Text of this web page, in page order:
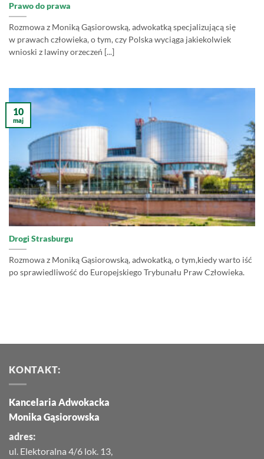
Prawo do prawa
Rozmowa z Moniką Gąsiorowską, adwokatką specjalizującą się
w prawach człowieka, o tym, czy Polska wyciąga jakiekolwiek
wnioski z lawiny orzeczeń [...]
Drogi Strasburgu
Rozmowa z Moniką Gąsiorowską, adwokatką, o tym,kiedy warto iść
po sprawiedliwość do Europejskiego Trybunału Praw Człowieka.
10
maj
KONTAKT:
Kancelaria Adwokacka
Monika Gąsiorowska
adres:
ul. Elektoralna 4/6 lok. 13,